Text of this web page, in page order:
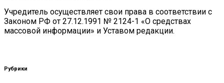
Учредитель осуществляет свои права в соответствии с
Законом РФ от 27.12.1991 № 2124-1 «О средствах
массовой информации» и Уставом редакции.
Рубрики